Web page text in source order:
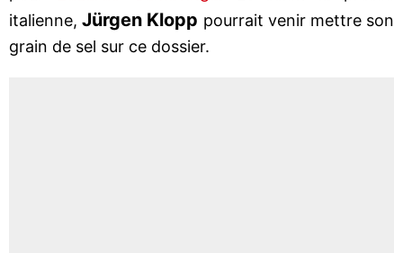
italienne,Jürgen Klopp pourrait venir mettre son
grain de sel sur ce dossier.